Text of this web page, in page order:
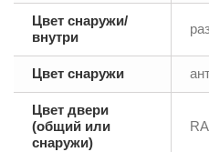
Цвет снаружи/
внутри
Цвет снаружи
Цвет двери
(общий или
снаружи)